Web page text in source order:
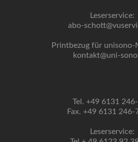
Leserservice:
abo-
Printbezug für unisono-
kontakt@uni-
Tel. +49 6131
Fax. +49 6131 246-
Leserservice: